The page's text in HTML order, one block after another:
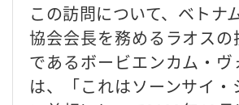
この訪問について、ベトナ
協会会長を務めるラオスの
であるボービエンカム・
は、「これはソーンサイ・